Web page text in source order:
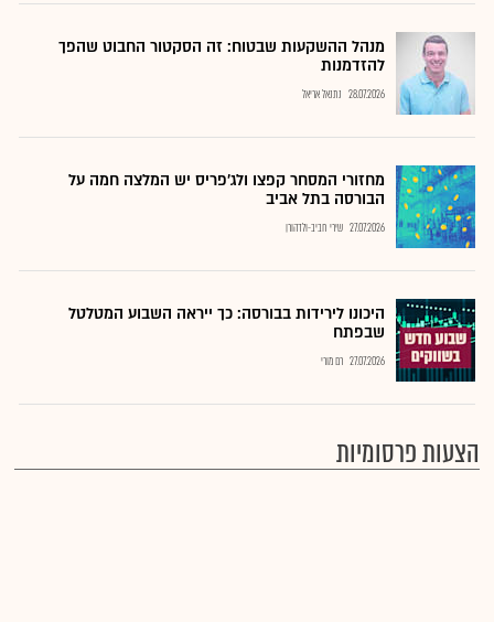
מנהל ההשקעות שבטוח: זה הסקטור החבוט שהפך
להזדמנות
28.07.2026 נתנאל אריאל
מחזורי המסחר קפצו ולג'פריס יש המלצה חמה על
הבורסה בתל אביב
27.07.2026 שירי חביב-ולדהורן
היכונו לירידות בבורסה: כך ייראה השבוע המטלטל
שבפתח
27.07.2026 רם מורי
הצעות פרסומיות